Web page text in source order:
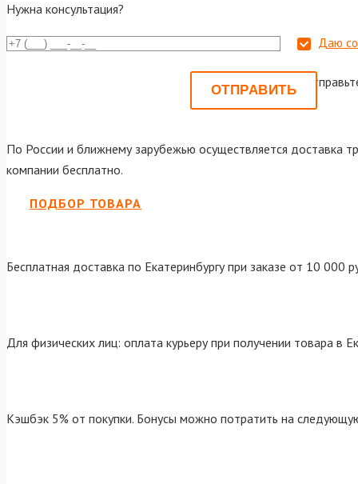
Нужна консультация?
Даю
Или
По России и ближнему зарубежью осуществляется доставка
компании бесплатно.
ПОДБОР ТОВАРА
Бесплатная доставка по Екатеринбургу при заказе от 10 000
Для физических лиц: оплата курьеру при получении товара в
Кэшбэк 5% от покупки. Бонусы можно потратить на